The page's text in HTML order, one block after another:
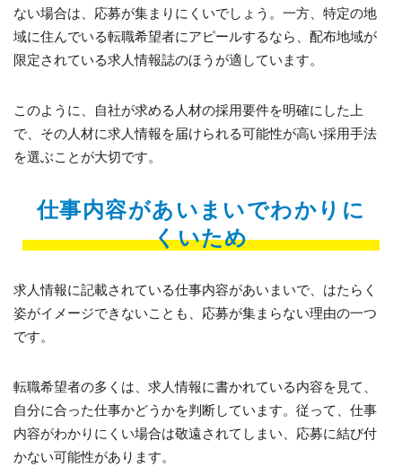
ない場合は、応募が集まりにくいでしょう。一方、特定の地
域に住んでいる転職希望者にアピールするなら、配布地域が
限定されている求人情報誌のほうが適しています。
このように、自社が求める人材の採用要件を明確にした上
で、その人材に求人情報を届けられる可能性が高い採用手法
を選ぶことが大切です。
仕事内容があいまいでわかりに
くいため
求人情報に記載されている仕事内容があいまいで、はたらく
姿がイメージできないことも、応募が集まらない理由の一つ
です。
転職希望者の多くは、求人情報に書かれている内容を見て、
自分に合った仕事かどうかを判断しています。従って、仕事
内容がわかりにくい場合は敬遠されてしまい、応募に結び付
かない可能性があります。